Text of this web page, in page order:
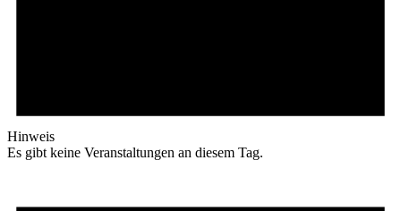
Hinweis
Es gibt keine Veranstaltungen an diesem Tag.